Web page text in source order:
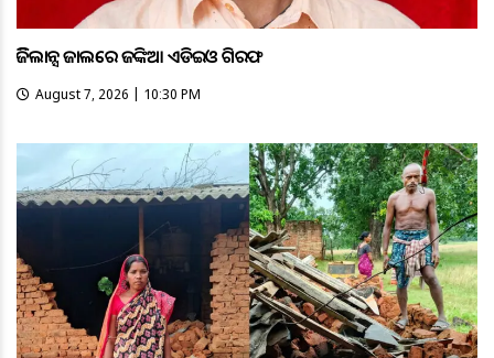
ଭିଜିଲାନ୍ସ ଜାଲରେ ଜଙ୍କିଆ ଏଡିଇଓ ଗିରଫ
August 7, 2026 | 10:30 PM